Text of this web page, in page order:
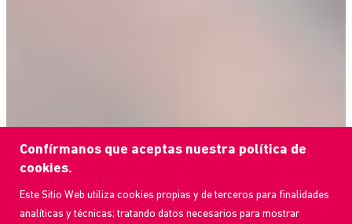
Confírmanos que aceptas nuestra política de
cookies.
Este Sitio Web utiliza cookies propias y de terceros para finalidades
analíticas y técnicas; tratando datos necesarios para mostrar